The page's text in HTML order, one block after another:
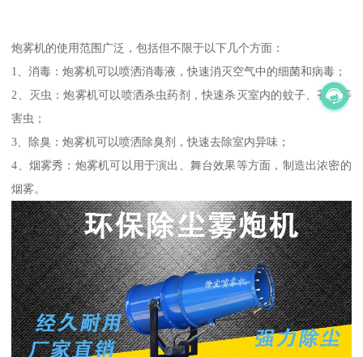
炮雾机的使用范围广泛，包括但不限于以下几个方面：
1、消毒：炮雾机可以喷洒消毒液，快速消灭空气中的细菌和病毒；
2、灭虫：炮雾机可以喷洒杀虫药剂，快速杀灭室内的蚊子、苍蝇等
害虫；
3、除臭：炮雾机可以喷洒除臭剂，快速去除室内异味；
4、烟雾秀：炮雾机可以用于演出、舞台效果等方面，制造出浓密的
烟雾。